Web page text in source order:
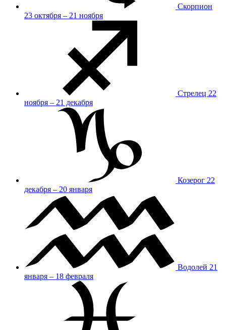
Скорпион
23 октября – 21 ноября
Стрелец 22
ноября – 21 декабря
Козерог 22
декабря – 20 января
Водолей 21
января – 18 февраля